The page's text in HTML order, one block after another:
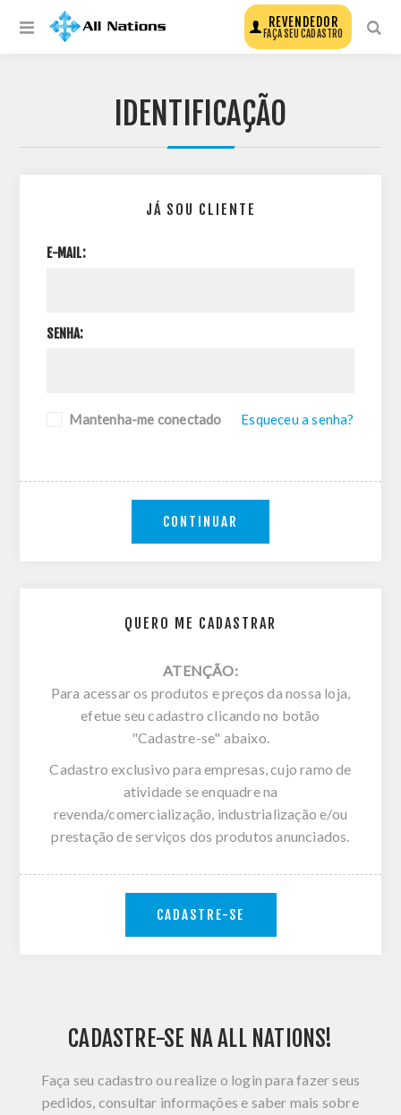
REVENDEDOR
FAÇA SEU CADASTRO
IDENTIFICAÇÃO
QUERO ME CADASTRAR
ATENÇÃO:
Para acessar os produtos e preços da nossa loja,
efetue seu cadastro clicando no botão
"Cadastre-se" abaixo.
Cadastro exclusivo para empresas, cujo ramo de
atividade se enquadre na
revenda/comercialização, industrialização e/ou
prestação de serviços dos produtos anunciados.
CADASTRE-SE
JÁ SOU CLIENTE
E-MAIL:
SENHA:
Mantenha-me conectado Esqueceu a senha?
CONTINUAR
CADASTRE-SE NA ALL NATIONS!
Faça seu cadastro ou realize o login para fazer seus
pedidos, consultar informações e saber mais sobre